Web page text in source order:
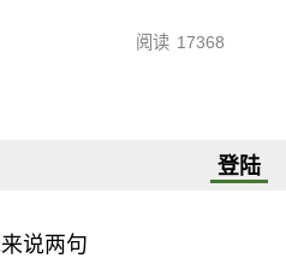
阅读 17368
登陆
说两句